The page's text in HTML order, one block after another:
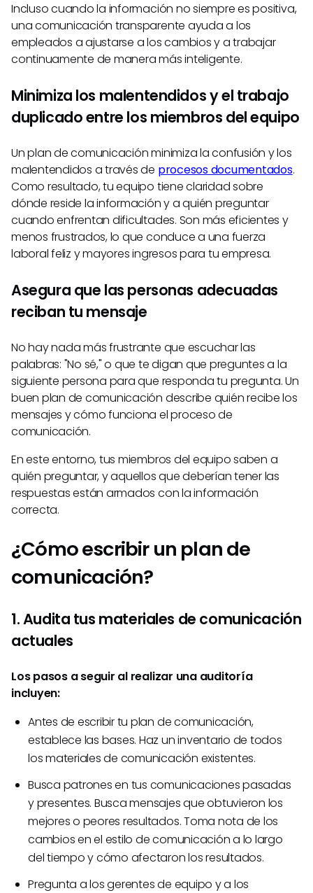
Incluso cuando la información no siempre es positiva,
una comunicación transparente ayuda a los
empleados a ajustarse a los cambios y a trabajar
continuamente de manera más inteligente.
Minimiza los malentendidos y el trabajo
duplicado entre los miembros del equipo
Un plan de comunicación minimiza la confusión y los
malentendidos a través de procesos documentados.
Como resultado, tu equipo tiene claridad sobre
dónde reside la información y a quién preguntar
cuando enfrentan dificultades. Son más eficientes y
menos frustrados, lo que conduce a una fuerza
laboral feliz y mayores ingresos para tu empresa.
Asegura que las personas adecuadas
reciban tu mensaje
No hay nada más frustrante que escuchar las
palabras: "No sé," o que te digan que preguntes a la
siguiente persona para que responda tu pregunta. Un
buen plan de comunicación describe quién recibe los
mensajes y cómo funciona el proceso de
comunicación.
En este entorno, tus miembros del equipo saben a
quién preguntar, y aquellos que deberían tener las
respuestas están armados con la información
correcta.
¿Cómo escribir un plan de
comunicación?
1. Audita tus materiales de comunicación
actuales
Los pasos a seguir al realizar una auditoría
incluyen:
Antes de escribir tu plan de comunicación,
establece las bases. Haz un inventario de todos
los materiales de comunicación existentes.
Busca patrones en tus comunicaciones pasadas
y presentes. Busca mensajes que obtuvieron los
mejores o peores resultados. Toma nota de los
cambios en el estilo de comunicación a lo largo
del tiempo y cómo afectaron los resultados.
Pregunta a los gerentes de equipo y a los